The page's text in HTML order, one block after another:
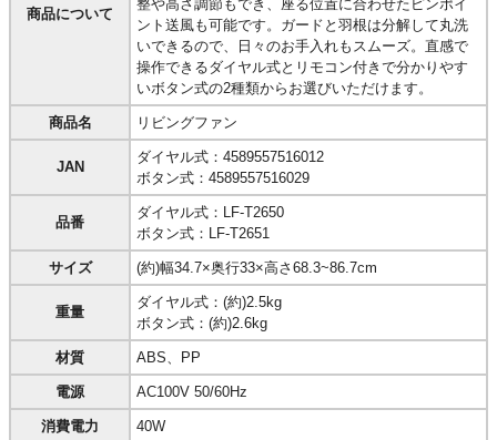
商品について
整や高さ調節もでき、座る位置に合わせたピンポイ
ント送風も可能です。ガードと羽根は分解して丸洗
いできるので、日々のお手入れもスムーズ。直感で
操作できるダイヤル式とリモコン付きで分かりやす
いボタン式の2種類からお選びいただけます。
商品名 リビングファン
JAN
ダイヤル式：4589557516012
ボタン式：4589557516029
品番
ダイヤル式：LF-T2650
ボタン式：LF-T2651
サイズ (約)幅34.7×奥行33×高さ68.3~86.7cm
重量
ダイヤル式：(約)2.5kg
ボタン式：(約)2.6kg
材質 ABS、PP
電源 AC100V 50/60Hz
消費電力 40W